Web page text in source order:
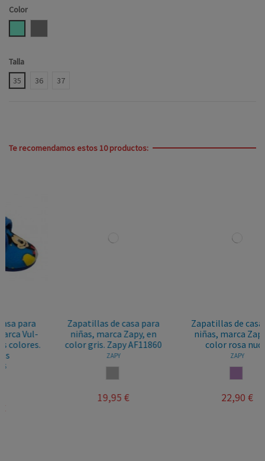
Color
Talla
35
36 37
Te recomendamos estos 10 productos:
Zapatillas de casa para
niñas, marca Zapy, en
color gris. Zapy AF11860
Zapatillas de casa para
niñas, marca Zapy, en
color rosa nude.